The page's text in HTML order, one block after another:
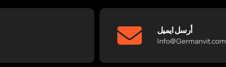
أرسل ايميل
Info@Germanvit.com